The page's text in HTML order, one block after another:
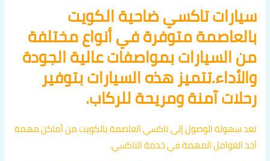
سيارات تاكسي ضاحية الكويت
بالعاصمة متوفرة في أنواع مختلفة
من السيارات بمواصفات عالية الجودة
والأداء.تتميز هذه السيارات بتوفير
رحلات آمنة ومريحة للركاب.
تعد سهولة الوصول إلى تاكسي العاصمة بالكويت من أماكن مهمة
أحد العوامل المهمة في خدمة التاكسي.